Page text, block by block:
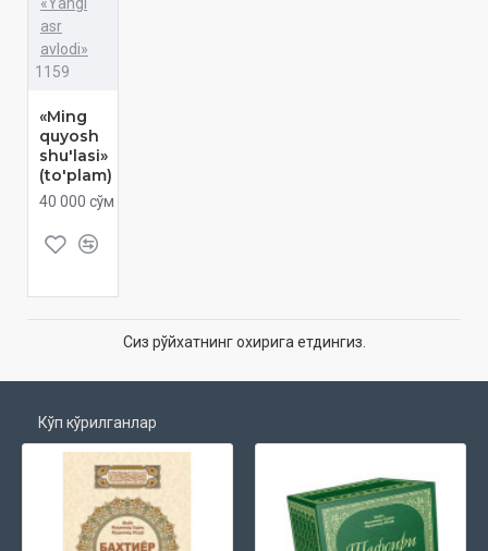
asr
avlodi»
1159
«Ming
quyosh
shu'lasi»
(to'plam)
40 000 сўм
Сиз рўйхатнинг охирига етдингиз.
Кўп кўрилганлар